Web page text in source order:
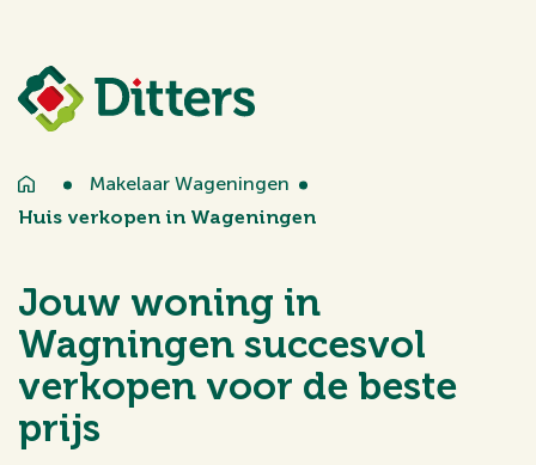
Makelaar Wageningen
Huis verkopen in Wageningen
Jouw woning in
Wagningen succesvol
verkopen voor de beste
prijs